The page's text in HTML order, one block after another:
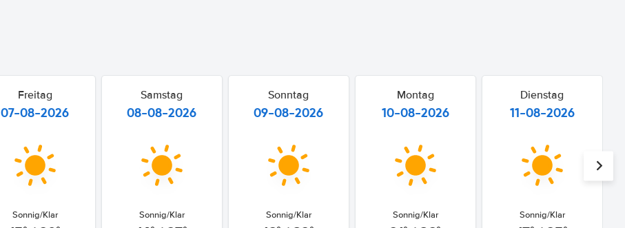
Freitag
07-08-2026
Sonnig/Klar
Samstag
08-08-2026
Sonnig/Klar
Sonntag
09-08-2026
Sonnig/Klar
Montag
10-08-2026
Sonnig/Klar
Dienstag
11-08-2026
Sonnig/Klar